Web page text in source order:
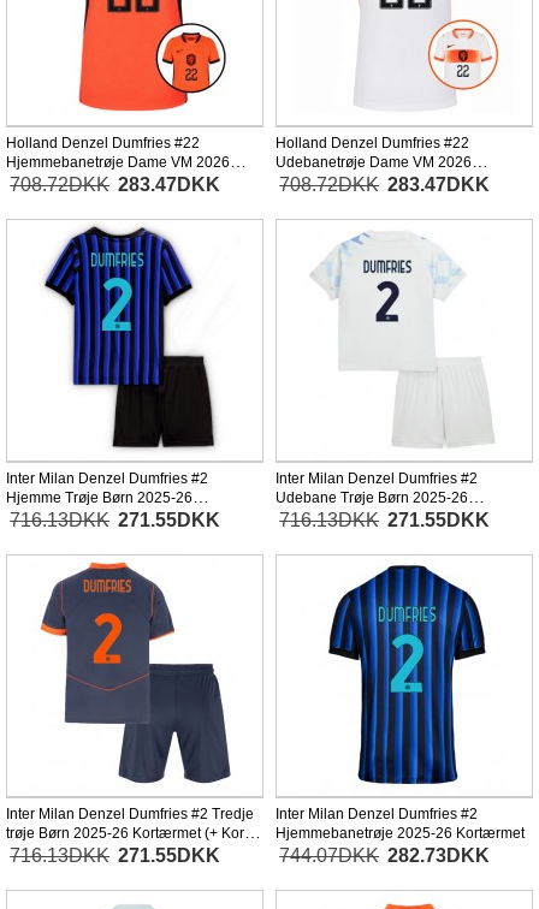
Holland Denzel Dumfries #22
Hjemmebanetrøje Dame VM 2026
Kortærmet
708.72DKK 283.47DKK
Holland Denzel Dumfries #22
Udebanetrøje Dame VM 2026
Kortærmet
708.72DKK 283.47DKK
Inter Milan Denzel Dumfries #2
Hjemme Trøje Børn 2025-26
Kortærmet (+ Korte bukser)
716.13DKK 271.55DKK
Inter Milan Denzel Dumfries #2
Udebane Trøje Børn 2025-26
Kortærmet (+ Korte bukser)
716.13DKK 271.55DKK
Inter Milan Denzel Dumfries #2 Tredje
trøje Børn 2025-26 Kortærmet (+ Korte
bukser)
716.13DKK 271.55DKK
Inter Milan Denzel Dumfries #2
Hjemmebanetrøje 2025-26 Kortærmet
744.07DKK 282.73DKK